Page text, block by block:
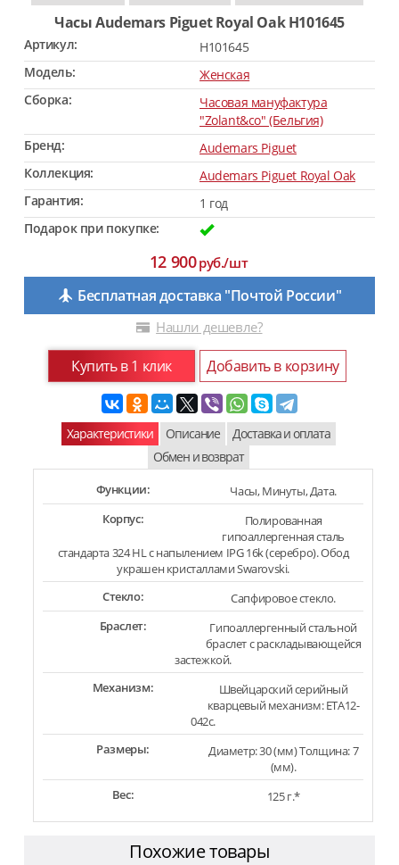
Часы Audemars Piguet Royal Oak H101645
Артикул:
H101645
Модель:
Женская
Сборка:
Часовая мануфактура
"Zolant&co" (Бельгия)
Бренд:
Audemars Piguet
Коллекция:
Audemars Piguet Royal Oak
Гарантия:
1 год
Подарок при покупке:
12 900руб./шт
Бесплатная доставка "Почтой России"
Нашли дешевле?
Купить в 1 клик Добавить в корзину
Характеристики Описание
Доставка и оплата
Обмен и возврат
Функции:
Часы, Минуты, Дата.
Корпус:
Полированная
гипоаллергенная сталь
стандарта 324 HL с напылением IPG 16k (серебро). Обод
украшен кристаллами Swarovski.
Стекло:
Сапфировое стекло.
Браслет:
Гипоаллергенный стальной
браслет с раскладывающейся
застежкой.
Механизм:
Швейцарский серийный
кварцевый механизм: ETA12-
042c.
Размеры:
Диаметр: 30 (мм) Толщина: 7
(мм).
Вес:
125 г.*
Похожие товары